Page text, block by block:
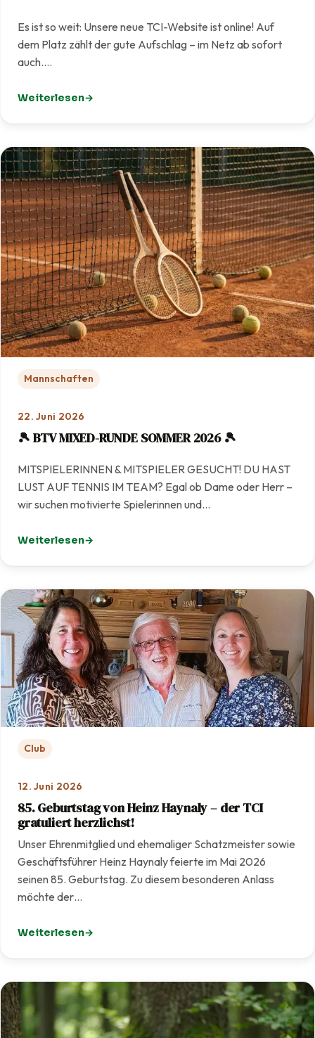
Es ist so weit: Unsere neue TCI-Website ist online! Auf
dem Platz zählt der gute Aufschlag – im Netz ab sofort
auch.…
Weiterlesen
: Unsere neue Website ist live!
Mannschaften
22. Juni 2026
🎾 BTV MIXED-RUNDE SOMMER 2026 🎾
MITSPIELERINNEN & MITSPIELER GESUCHT! DU HAST
LUST AUF TENNIS IM TEAM? Egal ob Dame oder Herr –
wir suchen motivierte Spielerinnen und…
Weiterlesen
: 🎾 BTV MIXED-RUNDE SOMMER 2026 🎾
Club
12. Juni 2026
85. Geburtstag von Heinz Haynaly – der TCI
gratuliert herzlichst!
Unser Ehrenmitglied und ehemaliger Schatzmeister sowie
Geschäftsführer Heinz Haynaly feierte im Mai 2026
seinen 85. Geburtstag. Zu diesem besonderen Anlass
möchte der…
Weiterlesen
: 85. Geburtstag von Heinz Haynaly – der TCI gratuliert